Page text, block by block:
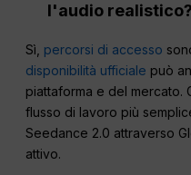
l'audio realistico?
Sì, percorsi di accesso
disponibilità ufficiale può
piattaforma e del mercato.
flusso di lavoro più
Seedance 2.0 attraverso
attivo.